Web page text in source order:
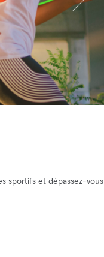
sportifs et dépassez-vous